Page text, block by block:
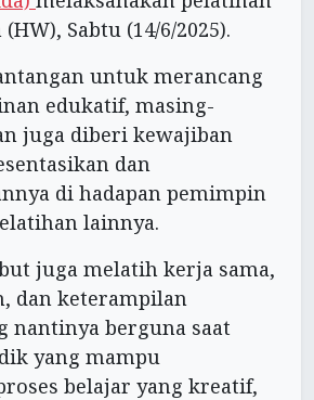
Sabtu (14/6/2025).
untuk merancang
edukatif, masing-
juga diberi kewajiban
dan
di hadapan pemimpin
lainnya.
juga melatih kerja sama,
dan keterampilan
nantinya berguna saat
yang mampu
belajar yang kreatif,